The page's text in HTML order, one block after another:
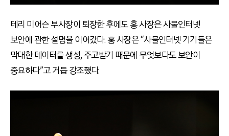
테리 미어슨 부사장이 퇴장한 후에도 홍 사장은 사물인터넷
보안에 관한 설명을 이어갔다. 홍 사장은 “사물인터넷 기기들은
막대한 데이터를 생성, 주고받기 때문에 무엇보다도 보안이
중요하다”고 거듭 강조했다.